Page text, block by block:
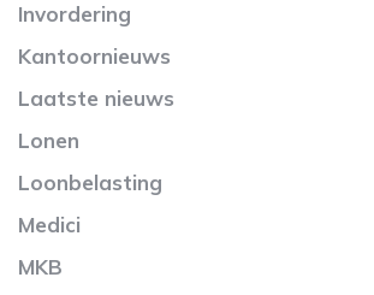
Invordering
Kantoornieuws
Laatste nieuws
Lonen
Loonbelasting
Medici
MKB